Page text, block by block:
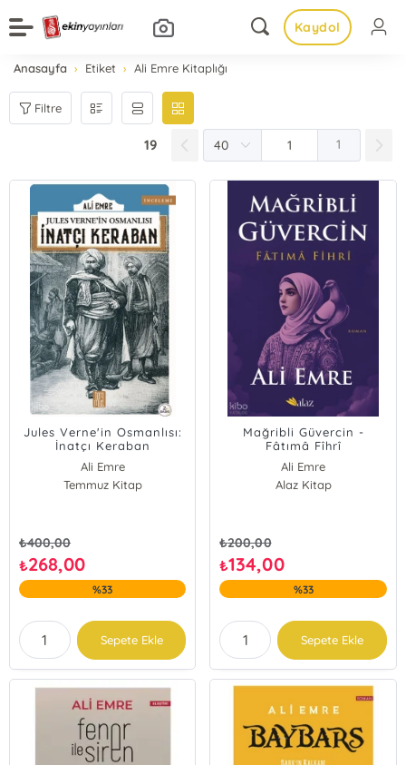
Kaydol
Anasayfa Etiket Ali Emre Kitaplığı
Filtre
19 1
Jules Verne'in Osmanlısı:
İnatçı Keraban
Ali Emre
Temmuz Kitap
₺400,00
₺268,00
%33
Sepete Ekle
Mağribli Güvercin -
Fâtımâ Fîhrî
Ali Emre
Alaz Kitap
₺200,00
₺134,00
%33
Sepete Ekle